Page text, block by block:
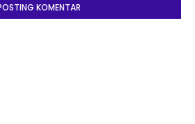
KOMENTAR